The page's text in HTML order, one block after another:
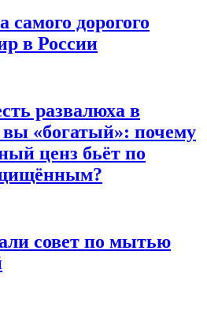
самого дорогого
в России
развалюха в
«богатый»: почему
ценз бьёт по
совет по мытью